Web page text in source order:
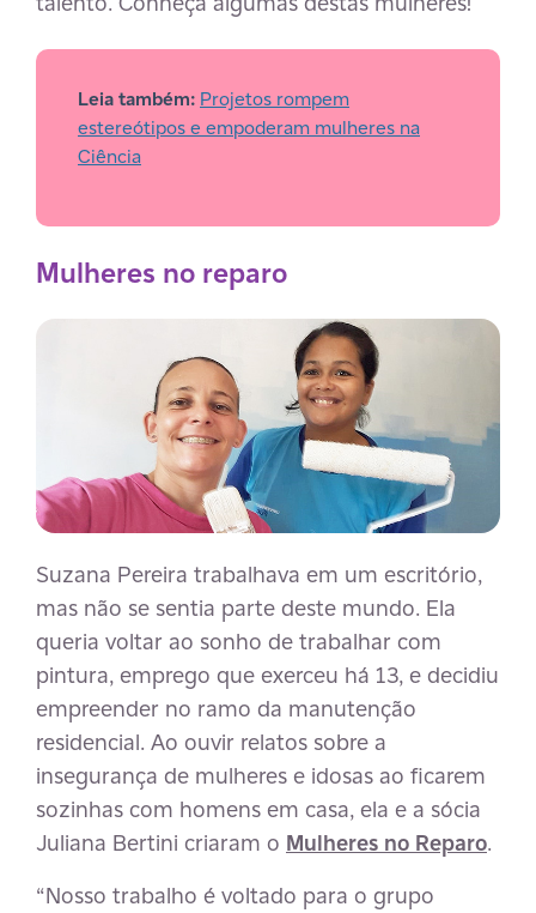
Leia também: Projetos rompem
estereótipos e empoderam mulheres na
Ciência
Mulheres no reparo
Suzana Pereira trabalhava em um escritório,
mas não se sentia parte deste mundo. Ela
queria voltar ao sonho de trabalhar com
pintura, emprego que exerceu há 13, e decidiu
empreender no ramo da manutenção
residencial. Ao ouvir relatos sobre a
insegurança de mulheres e idosas ao ficarem
sozinhas com homens em casa, ela e a sócia
Juliana Bertini criaram o Mulheres no Reparo.
“Nosso trabalho é voltado para o grupo